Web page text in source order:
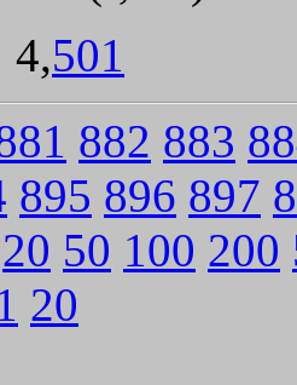
4,501
882 883
895 896 897
20 50 100 200
20